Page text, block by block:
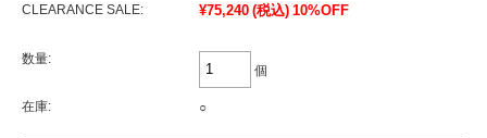
CLEARANCE SALE: ¥75,240 (税込) 10%OFF
数量:
個
在庫: ○